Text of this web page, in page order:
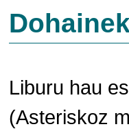
Liburu hau
(Asteriskoz